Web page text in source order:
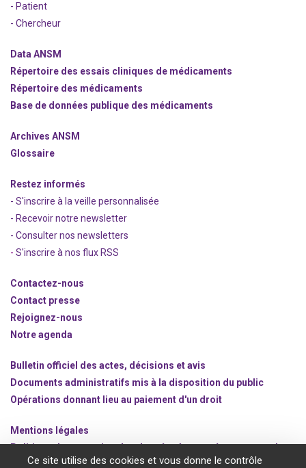
- Patient
- Chercheur
Data ANSM
Répertoire des essais cliniques de médicaments
Répertoire des médicaments
Base de données publique des médicaments
Archives ANSM
Glossaire
Restez informés
- S'inscrire à la veille personnalisée
- Recevoir notre newsletter
- Consulter nos newsletters
- S'inscrire à nos flux RSS
Contactez-nous
Contact presse
Rejoignez-nous
Notre agenda
Bulletin officiel des actes, décisions et avis
Documents administratifs mis à la disposition du public
Opérations donnant lieu au paiement d'un droit
Mentions légales
Politique de protection des données à caractère personnel
Gestion des cookies
Ce site utilise des cookies et vous donne le contrôle